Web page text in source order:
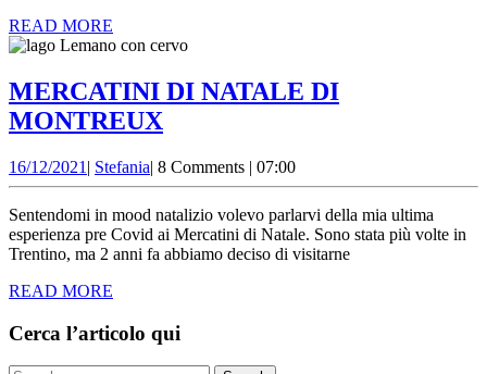
READ MORE
MORE
MERCATINI DI NATALE DI
MONTREUXMERCATINI
NATALE
DI
MONTREUX
16/12/2021 16/12/2021
| StefaniaStefania
| 8 Comments | 07:00
Sentendomi in mood natalizio volevo parlarvi della mia ultima
esperienza pre Covid ai Mercatini di Natale. Sono stata più volte in
Trentino, ma 2 anni fa abbiamo deciso di visitarne
READ MORE
Cerca l’articolo qui